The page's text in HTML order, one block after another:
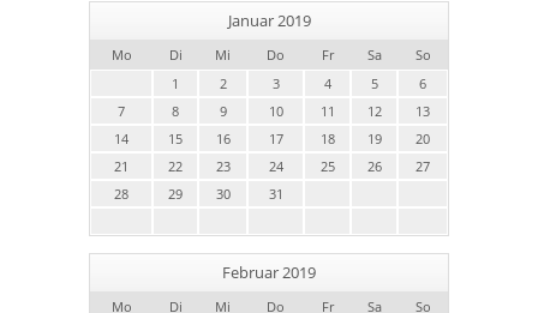
Januar 2019
Mo Di Mi Do Fr Sa
So
1
2 3 4 5
6
7
8 9 10 11 12
13
14
15 16 17 18 19
20
21
22 23 24 25 26
27
28
29 30 31
Februar 2019
Mo Di Mi Do Fr Sa
So